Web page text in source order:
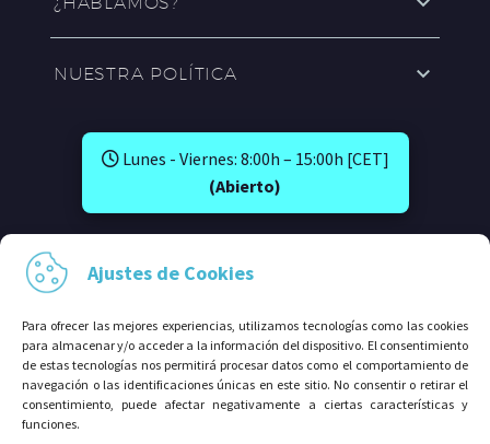
Ajustes de Cookies
Para ofrecer las mejores experiencias, utilizamos tecnologías como las cookies
para almacenar y/o acceder a la información del dispositivo. El consentimiento
de estas tecnologías nos permitirá procesar datos como el comportamiento de
navegación o las identificaciones únicas en este sitio. No consentir o retirar el
consentimiento, puede afectar negativamente a ciertas características y
funciones.
NUESTRA POLÍTICA
Lunes - Viernes: 8:00h – 15:00h [CET]
(Abierto)